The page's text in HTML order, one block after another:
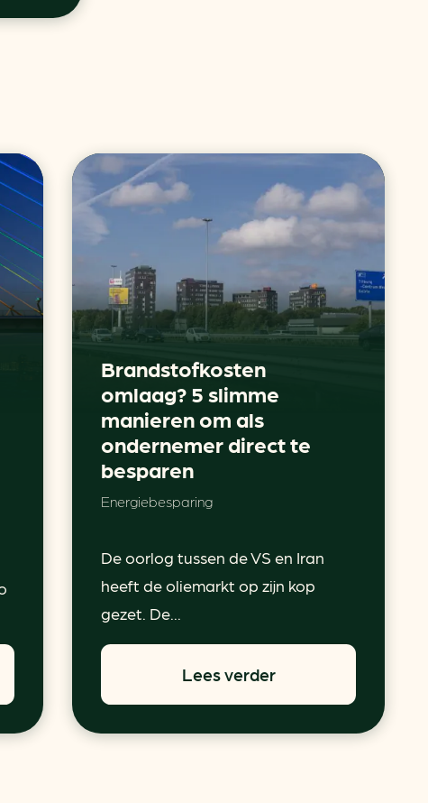
Brandstofkosten
omlaag? 5 slimme
manieren om als
ondernemer direct te
besparen
Energiebesparing
De oorlog tussen de VS en Iran
heeft de oliemarkt op zijn kop
gezet. De...
Lees verder